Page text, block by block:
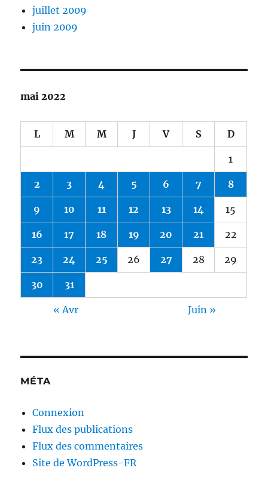
juillet 2009
juin 2009
mai 2022
L M M J V S D
1
2 3 4 5 6 7 8
9 10 11 12 13 14 15
16 17 18 19 20 21 22
23 24 25 26 27 28 29
30 31
« Avr Juin »
MÉTA
Connexion
Flux des publications
Flux des commentaires
Site de WordPress-FR